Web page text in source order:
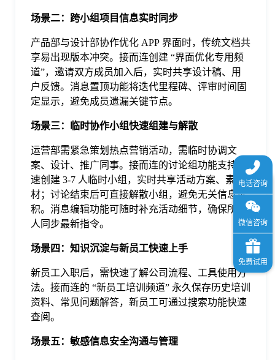
场景二：跨小组项目信息实时同步
产品部与设计部协作优化 APP 界面时，传统文档共
享易出现版本冲突。接而连创建 “界面优化专用频
道”，邀请双方成员加入后，实时共享设计稿、用
户反馈。消息置顶功能将迭代里程碑、评审时间固
定显示，避免成员遗漏关键节点。
场景三：临时协作小组快速组建与解散
运营部需紧急策划热点营销活动，需临时协调文
案、设计、推广同事。接而连的讨论组功能支持快
速创建 3-7 人临时小组，实时共享活动方案、素
材；讨论结束后可直接解散小组，避免无关信息堆
积。消息编辑功能可随时补充活动细节，确保所有
人同步最新指令。
场景四：知识沉淀与新员工快速上手
新员工入职后，需快速了解公司流程、工具使用方
法。接而连的 “新员工培训频道” 永久保存历史培训
资料、常见问题解答，新员工可通过搜索功能快速
查阅。
场景五：敏感信息安全沟通与管理